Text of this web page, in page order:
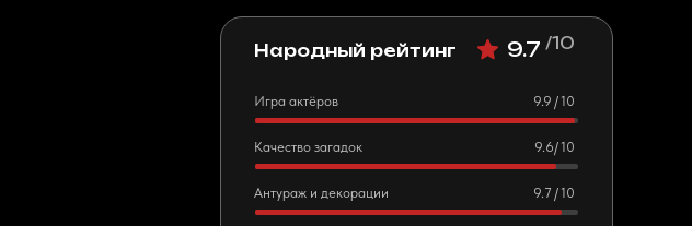
Народный рейтинг 9.7 /10
Игра актёров
Антураж и декорации
9.9 / 10
9.7 / 10
Качество загадок 9.6/ 10